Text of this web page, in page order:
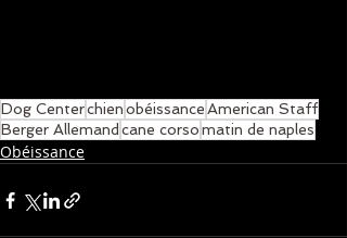
Dog CenterchienobéissanceAmerican Staff
Berger Allemand cane corsomatin de naples
Obéissance